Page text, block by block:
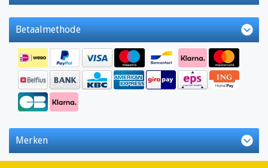
Betaalmethode
Merken